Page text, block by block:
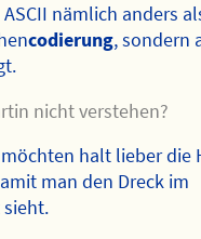
nämlich anders
codierung, sondern
nicht verstehen?
halt lieber die
man den Dreck im